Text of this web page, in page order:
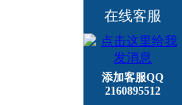
在线客服
添加客服QQ
2160895512